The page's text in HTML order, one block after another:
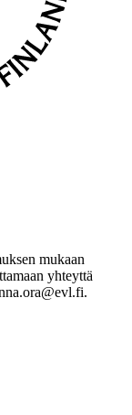
mukaan
yhteyttä